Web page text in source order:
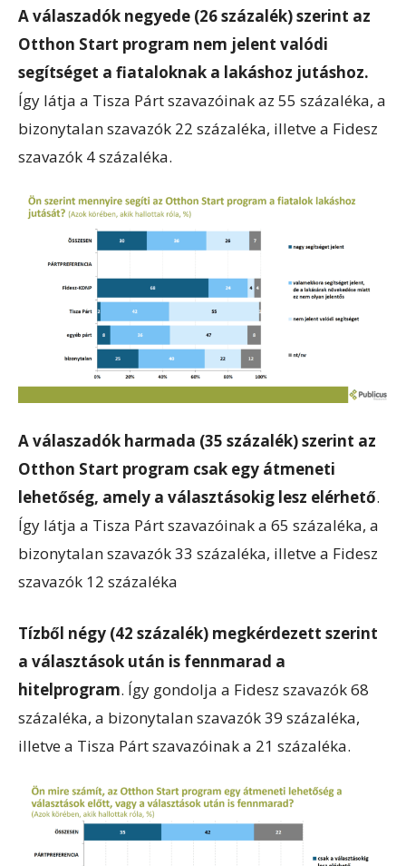
A válaszadók negyede (26 százalék) szerint az
Otthon Start program nem jelent valódi
segítséget a fiataloknak a lakáshoz jutáshoz.
Így látja a Tisza Párt szavazóinak az 55 százaléka, a
bizonytalan szavazók 22 százaléka, illetve a Fidesz
szavazók 4 százaléka.
A válaszadók harmada (35 százalék) szerint az
Otthon Start program csak egy átmeneti
lehetőség, amely a választásokig lesz elérhető.
Így látja a Tisza Párt szavazóinak a 65 százaléka, a
bizonytalan szavazók 33 százaléka, illetve a Fidesz
szavazók 12 százaléka
Tízből négy (42 százalék) megkérdezett szerint
a választások után is fennmarad a
hitelprogram. Így gondolja a Fidesz szavazók 68
százaléka, a bizonytalan szavazók 39 százaléka,
illetve a Tisza Párt szavazóinak a 21 százaléka.